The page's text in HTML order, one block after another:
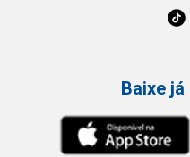
Baixe